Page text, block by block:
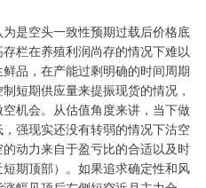
是空头一致性预期过载后价格底
栏在养殖利润尚存的情况下难以
品，在产能过剩明确的时间周期
短期供应量来提振现货的情况，
机会。从估值角度来讲，当下做
强现实还没有转弱的情况下沽空
动力来自于盈亏比的合适以及时
期顶部）。如果追求确定性和风